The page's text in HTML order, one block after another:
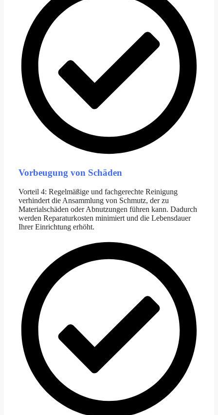
Vorbeugung von Schäden
Vorteil 4: Regelmäßige und fachgerechte Reinigung
verhindert die Ansammlung von Schmutz, der zu
Materialschäden oder Abnutzungen führen kann. Dadurch
werden Reparaturkosten minimiert und die Lebensdauer
Ihrer Einrichtung erhöht.